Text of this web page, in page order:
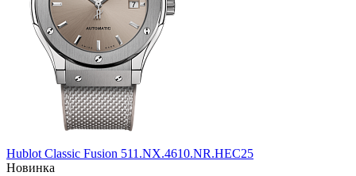
Hublot Classic Fusion 511.NX.4610.NR.HEC25
Новинка